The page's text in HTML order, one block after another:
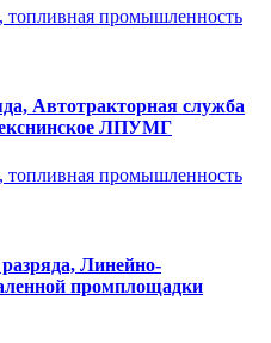
топливная промышленность
Автотракторная служба
ЛПУМГ
топливная промышленность
Линейно-
промплощадки